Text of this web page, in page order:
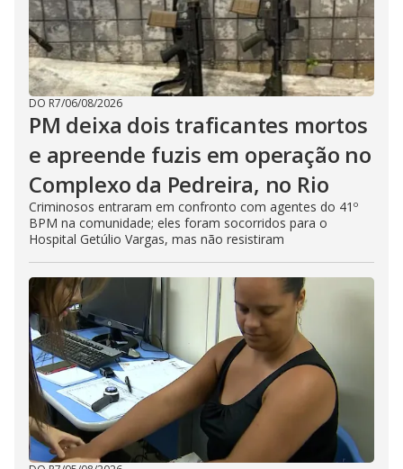
DO R7/06/08/2026
PM deixa dois traficantes mortos
e apreende fuzis em operação no
Complexo da Pedreira, no Rio
Criminosos entraram em confronto com agentes do 41º
BPM na comunidade; eles foram socorridos para o
Hospital Getúlio Vargas, mas não resistiram